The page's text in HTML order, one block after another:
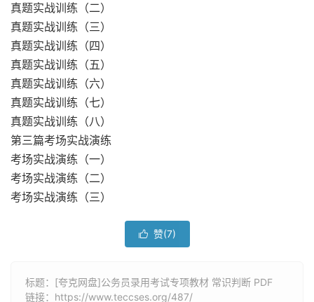
真题实战训练（二）
真题实战训练（三）
真题实战训练（四）
真题实战训练（五）
真题实战训练（六）
真题实战训练（七）
真题实战训练（八）
第三篇考场实战演练
考场实战演练（一）
考场实战演练（二）
考场实战演练（三）
 赞(7)
标题：[夸克网盘]公务员录用考试专项教材 常识判断 PDF
链接： https://www.teccses.org/487/